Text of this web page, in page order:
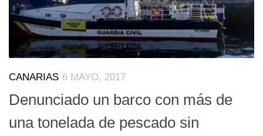
CANARIAS 6 MAYO, 2017
Denunciado un barco con más de
una tonelada de pescado sin